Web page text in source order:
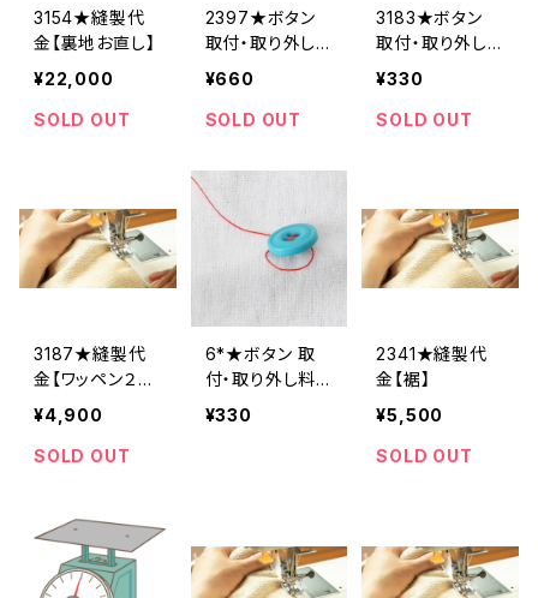
3154★縫製代
金【裏地お直し】
¥22,000
SOLD OUT
2397★ボタン
取付・取り外し
料金(追加2個
¥660
SOLD OUT
3183★ボタン
取付・取り外し
料金(1個分)
¥330
SOLD OUT
3187★縫製代
金【ワッペン２
枚】
¥4,900
SOLD OUT
6*★ボタン 取
付・取り外し料
金(1個分)
¥330
2341★縫製代
金【裾】
¥5,500
SOLD OUT